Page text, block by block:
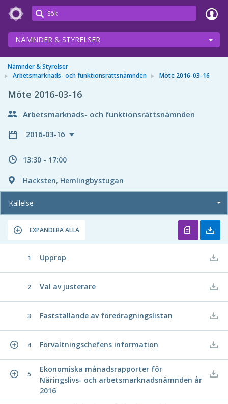
Meetings+
NÄMNDER & STYRELSER
Nämnder & Styrelser
Arbetsmarknads- och funktionsrättsnämnden
Möte 2016-03-16
Möte 2016-03-16
Arbetsmarknads- och funktionsrättsnämnden
2016-03-16
13:30 - 17:00
Hacksten, Hemlingbystugan
Kallelse
EXPANDERA ALLA
1 Upprop
2 Val av justerare
3 Fastställande av föredragningslistan
4 Förvaltningschefens information
5
Ekonomiska månadsrapporter för
Näringslivs- och arbetsmarknadsnämnden år
2016